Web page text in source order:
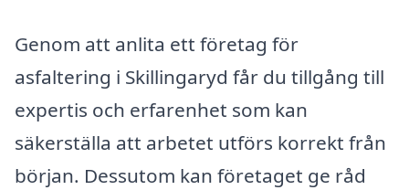
Genom att anlita ett företag för
asfaltering i Skillingaryd får du tillgång till
expertis och erfarenhet som kan
säkerställa att arbetet utförs korrekt från
början. Dessutom kan företaget ge råd